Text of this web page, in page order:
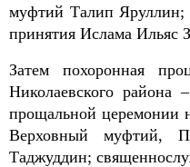
муфтий Талип Яруллин;
принятия Ислама Ильяс
Затем похоронная
Николаевского района
прощальной церемонии
Верховный муфтий,
Таджуддин;